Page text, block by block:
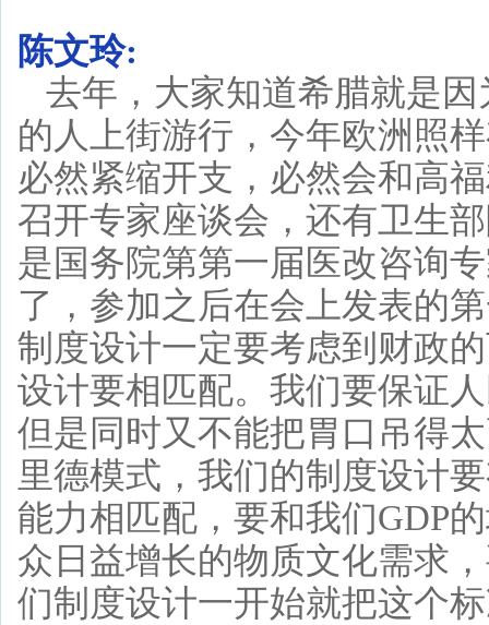
陈文玲:
去年，大家知道希腊就是
的人上街游行，今年欧洲照
必然紧缩开支，必然会和高
召开专家座谈会，还有卫生
是国务院第第一届医改咨询
了，参加之后在会上发表的
制度设计一定要考虑到财政
设计要相匹配。我们要保证
但是同时又不能把胃口吊得
里德模式，我们的制度设计
能力相匹配，要和我们GDP
众日益增长的物质文化需求
们制度设计一开始就把这个